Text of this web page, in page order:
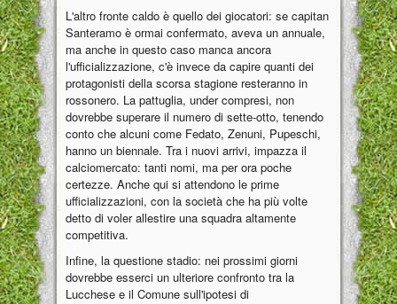
L'altro fronte caldo è quello dei giocatori: se capitan
Santeramo è ormai confermato, aveva un annuale,
ma anche in questo caso manca ancora
l'ufficializzazione, c'è invece da capire quanti dei
protagonisti della scorsa stagione resteranno in
rossonero. La pattuglia, under compresi, non
dovrebbe superare il numero di sette-otto, tenendo
conto che alcuni come Fedato, Zenuni, Pupeschi,
hanno un biennale. Tra i nuovi arrivi, impazza il
calciomercato: tanti nomi, ma per ora poche
certezze. Anche qui si attendono le prime
ufficializzazioni, con la società che ha più volte
detto di voler allestire una squadra altamente
competitiva.
Infine, la questione stadio: nei prossimi giorni
dovrebbe esserci un ulteriore confronto tra la
Lucchese e il Comune sull'ipotesi di